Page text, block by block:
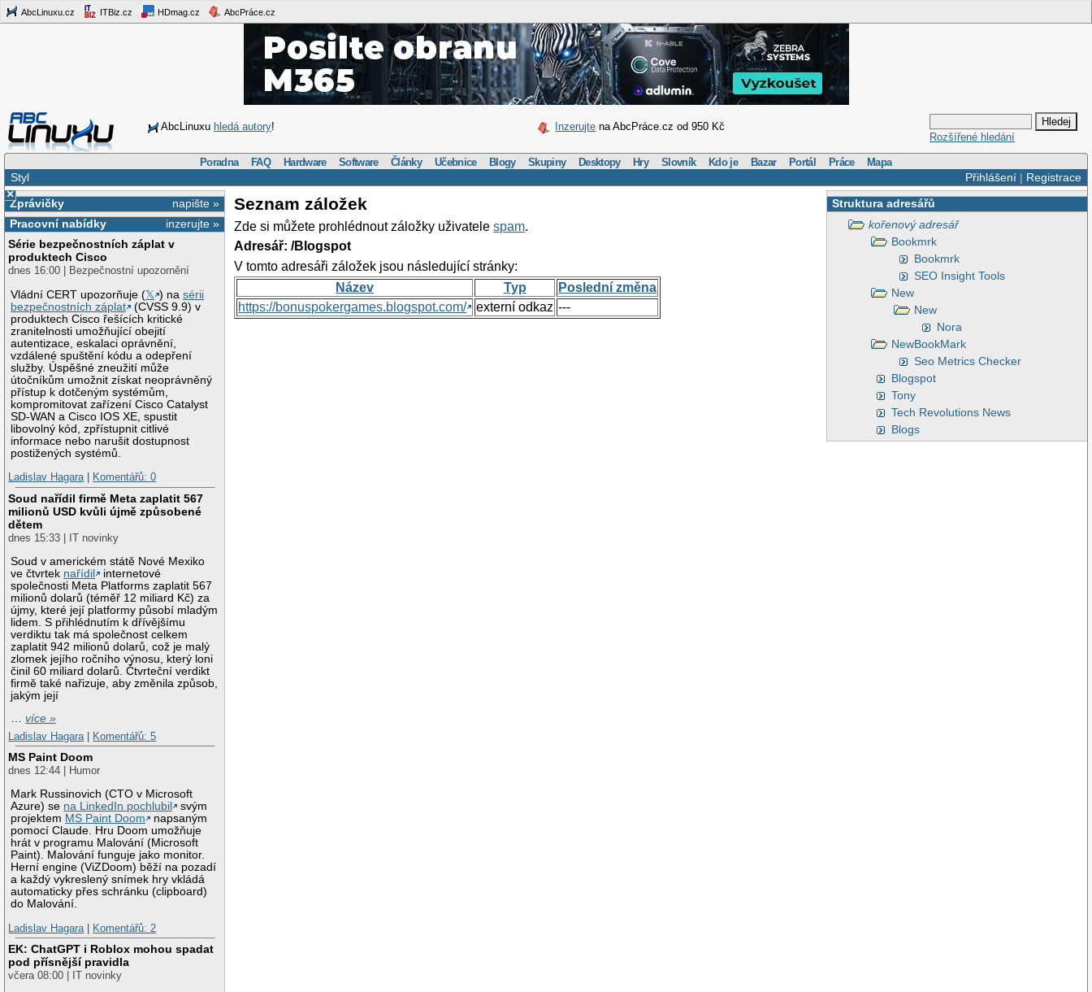
AbcLinuxu.cz ITBiz.cz HDmag.cz AbcPráce.cz
AbcLinuxu hledá autory! Inzerujte na AbcPráce.cz od 950 Kč
Rozšířené hledání
Poradna FAQ Hardware Software Články Učebnice Blogy Skupiny Desktopy Hry Slovník Kdo je Bazar Portál Práce Mapa
Přihlášení| Registrace
Styl
×
napište »
Zprávičky
inzerujte »
Pracovní nabídky
Série bezpečnostních záplat v
produktech Cisco
dnes 16:00 | Bezpečnostní upozornění
Vládní CERT upozorňuje (𝕏 ) nasérii
bezpečnostních záplat
(CVSS 9.9) v
produktech Cisco řešících kritické
zranitelnosti umožňující obejití
autentizace, eskalaci oprávnění,
vzdálené spuštění kódu a odepření
služby. Úspěšné zneužití může
útočníkům umožnit získat neoprávněný
přístup k dotčeným systémům,
kompromitovat zařízení Cisco Catalyst
SD-WAN a Cisco IOS XE, spustit
libovolný kód, zpřístupnit citlivé
informace nebo narušit dostupnost
postižených systémů.
Ladislav Hagara| Komentářů: 0
Soud nařídil firmě Meta zaplatit 567
milionů USD kvůli újmě způsobené
dětem
dnes 15:33 | IT novinky
Soud v americkém státě Nové Mexiko
ve čtvrtek nařídil
internetové
společnosti Meta Platforms zaplatit 567
milionů dolarů (téměř 12 miliard Kč) za
újmy, které její platformy působí mladým
lidem. S přihlédnutím k dřívějšímu
verdiktu tak má společnost celkem
zaplatit 942 milionů dolarů, což je malý
zlomek jejího ročního výnosu, který loni
činil 60 miliard dolarů. Čtvrteční verdikt
firmě také nařizuje, aby změnila způsob,
jakým její
…více »
Ladislav Hagara
Komentářů: 5
MS Paint Doom
dnes 12:44 | Humor
Mark Russinovich (CTO v Microsoft
Azure) se na LinkedIn pochlubil
svým
projektem MS Paint Doom
napsaným
pomocí Claude. Hru Doom umožňuje
hrát v programu Malování (Microsoft
Paint). Malování funguje jako monitor.
Herní engine (ViZDoom) běží na pozadí
a každý vykreslený snímek hry vkládá
automaticky přes schránku (clipboard)
do Malování.
Ladislav Hagara
Komentářů: 2
EK: ChatGPT i Roblox mohou spadat
pod přísnější pravidla
včera 08:00 | IT novinky
Struktura adresářů
kořenový adresář
Bookmrk
Bookmrk
SEO Insight Tools
New
New
Nora
NewBookMark
Seo Metrics Checker
Blogspot
Tony
Tech Revolutions News
Blogs
Seznam záložek
Zde si můžete prohlédnout záložky uživatelespam.
Adresář: /Blogspot
V tomto adresáři záložek jsou následující stránky:
Název
Typ
Poslední změna
https://bonuspokergames.blogspot.com/
externí odkaz ---